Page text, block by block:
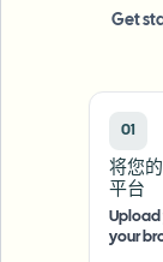
批量视频模糊
API 和 SDK
联系表单
视频智能
批量背景移除
Get
01
将您
平台
Upload
your